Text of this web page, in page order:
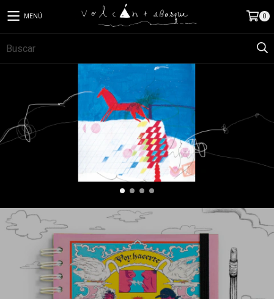
MENÚ 0